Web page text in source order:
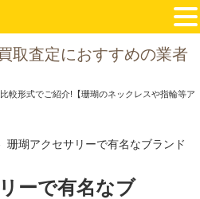
取査定におすすめの業者
較形式でご紹介!【珊瑚のネックレスや指輪等ア
珊瑚アクセサリーで有名なブランド
ーで有名なブ